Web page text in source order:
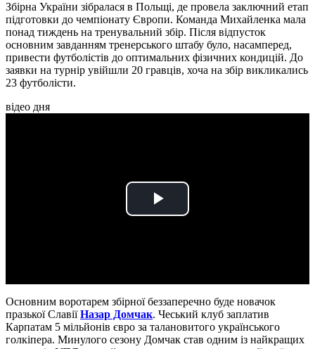
Збірна України зібралася в Польщі, де провела заключний етап
підготовки до чемпіонату Європи. Команда Михайленка мала
понад тиждень на тренувальний збір. Після відпусток
основним завданням тренерського штабу було, насамперед,
привести футболістів до оптимальних фізичних кондицій. До
заявки на турнір увійшли 20 гравців, хоча на збір викликались
23 футболісти.
відео дня
Play
Основним воротарем збірної беззаперечно буде новачок
празької СлавіїНазар Домчак. Чеський клуб заплатив
Карпатам 5 мільйонів євро за талановитого українського
голкіпера. Минулого сезону Домчак став одним із найкращих